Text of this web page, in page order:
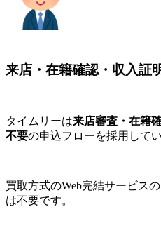
来店・在籍確認・収入証
タイムリーは来店審査・在籍
不要の申込フローを採用してい
買取方式のWeb完結サービス
は不要です。